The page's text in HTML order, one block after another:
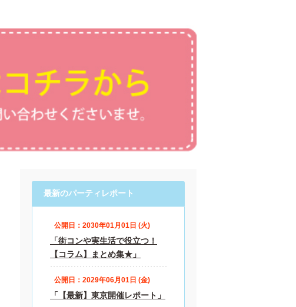
最新のパーティレポート
公開日：2030年01月01日 (火)
「街コンや実生活で役立つ！
【コラム】まとめ集★」
公開日：2029年06月01日 (金)
「【最新】東京開催レポート」